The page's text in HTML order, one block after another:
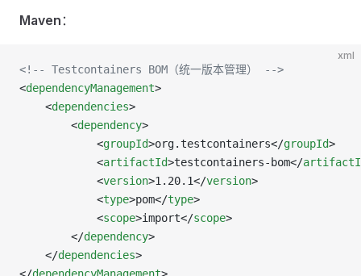
Maven ：
xml
<!-- Testcontainers BOM（统一版本管理） -->
<dependencyManagement>
    <
dependencies>
        <
dependency>
            <
groupId>org.testcontainers</groupId>
            <
artifactId>testcontainers-bom</
            <
version>1.20.1</version>
            <
type>pom</type>
            <
scope>import</scope>
        </
dependency>
    </
dependencies>